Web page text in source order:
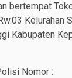
bertempat
Kelurahan
Kabupaten
Nomor :